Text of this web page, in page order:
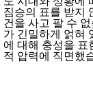
짐승의 표를 받지
건을 사고 팔 수
가 긴밀하게 얽혀
에 대해 충성을 표
적 압력에 직면했